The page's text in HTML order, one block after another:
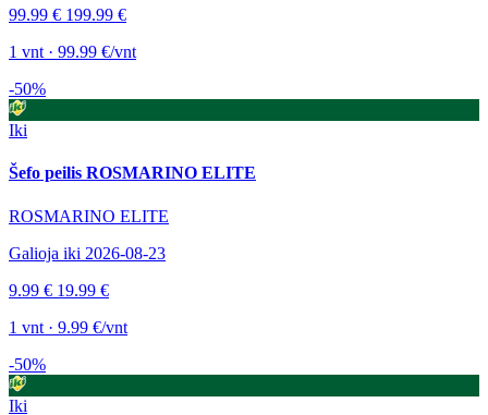
99.99 € 199.99 €
1 vnt · 99.99 €/vnt
-50%
Iki
Šefo peilis ROSMARINO ELITE
ROSMARINO ELITE
Galioja iki 2026-08-23
9.99 € 19.99 €
1 vnt · 9.99 €/vnt
-50%
Iki